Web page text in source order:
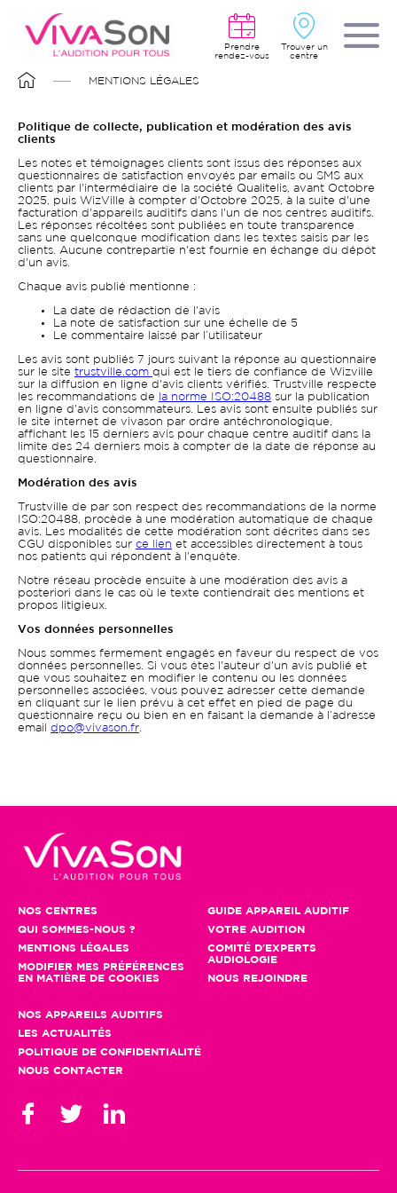
contenu
principal
Prendre
rendez-vous
Trouver un
centre
FIL
D'ARIANE
MENTIONS LÉGALES
Politique de collecte, publication et modération des avis
clients
Les notes et témoignages clients sont issus des réponses aux
questionnaires de satisfaction envoyés par emails ou SMS aux
clients par l'intermédiaire de la société Qualitelis, avant Octobre
2025, puis WizVille à compter d'Octobre 2025, à la suite d'une
facturation d'appareils auditifs dans l'un de nos centres auditifs.
Les réponses récoltées sont publiées en toute transparence
sans une quelconque modification dans les textes saisis par les
clients. Aucune contrepartie n'est fournie en échange du dépôt
d'un avis.
Chaque avis publié mentionne :
La date de rédaction de l'avis
La note de satisfaction sur une échelle de 5
Le commentaire laissé par l’utilisateur
Les avis sont publiés 7 jours suivant la réponse au questionnaire
sur le site trustville.com qui est le tiers de confiance de Wizville
sur la diffusion en ligne d'avis clients vérifiés. Trustville respecte
les recommandations de
la norme ISO:20488 sur la publication
en ligne d'avis consommateurs. Les avis sont ensuite publiés sur
le site internet de vivason par ordre antéchronologique,
affichant les 15 derniers avis pour chaque centre auditif dans la
limite des 24 derniers mois à compter de la date de réponse au
questionnaire.
Modération des avis
Trustville de par son respect des recommandations de la norme
ISO:20488, procède à une modération automatique de chaque
avis. Les modalités de cette modération sont décrites dans ses
CGU disponibles sur ce lien et accessibles directement à tous
nos patients qui répondent à l'enquête.
Notre réseau procède ensuite à une modération des avis a
posteriori dans le cas où le texte contiendrait des mentions et
propos litigieux.
Vos données personnelles
Nous sommes fermement engagés en faveur du respect de vos
données personnelles. Si vous êtes l'auteur d'un avis publié et
que vous souhaitez en modifier le contenu ou les données
personnelles associées, vous pouvez adresser cette demande
en cliquant sur le lien prévu à cet effet en pied de page du
questionnaire reçu ou bien en en faisant la demande à l’adresse
email dpo@vivason.fr
NOS CENTRES
QUI SOMMES-NOUS ?
MENTIONS LÉGALES
MODIFIER MES PRÉFÉRENCES
EN MATIÈRE DE COOKIES
GUIDE APPAREIL AUDITIF
VOTRE AUDITION
COMITÉ D'EXPERTS
AUDIOLOGIE
NOUS REJOINDRE
NOS APPAREILS AUDITIFS
LES ACTUALITÉS
POLITIQUE DE CONFIDENTIALITÉ
NOUS CONTACTER